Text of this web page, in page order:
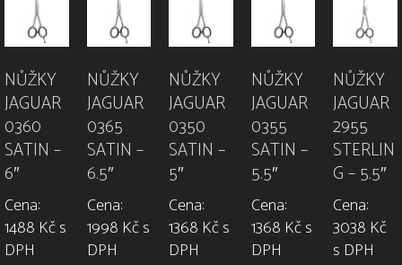
NŮŽKY
JAGUAR
0360
SATIN –
6″
Cena:
1488 Kč s
DPH
NŮŽKY
JAGUAR
0365
SATIN –
6.5″
Cena:
1998 Kč s
DPH
NŮŽKY
JAGUAR
0350
SATIN –
5″
Cena:
1368 Kč s
DPH
NŮŽKY
JAGUAR
0355
SATIN –
5.5″
Cena:
1368 Kč s
DPH
NŮŽKY
JAGUAR
2955
STERLIN
G – 5.5″
Cena:
3038 Kč
s DPH